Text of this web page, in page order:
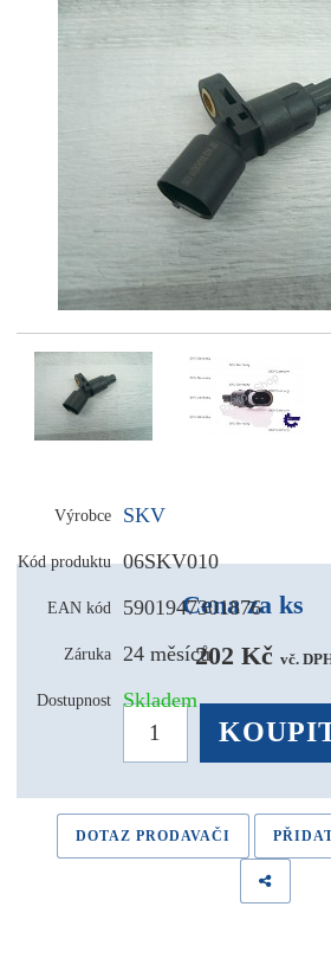
Výrobce SKV
Kód produktu 06SKV010
EAN kód 5901947301876
Záruka 24 měsíců
Dostupnost Skladem
Cena za ks
202 Kč vč.
DOTAZ PRODAVAČI